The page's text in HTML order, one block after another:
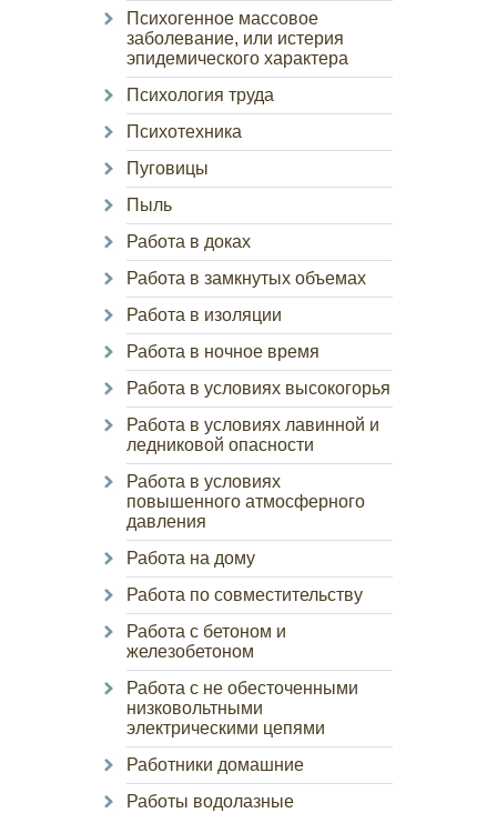
Психогенное массовое
заболевание, или истерия
эпидемического характера
Психология труда
Психотехника
Пуговицы
Пыль
Работа в доках
Работа в замкнутых объемах
Работа в изоляции
Работа в ночное время
Работа в условиях высокогорья
Работа в условиях лавинной и
ледниковой опасности
Работа в условиях
повышенного атмосферного
давления
Работа на дому
Работа по совместительству
Работа с бетоном и
железобетоном
Работа с не обесточенными
низковольтными
электрическими цепями
Работники домашние
Работы водолазные